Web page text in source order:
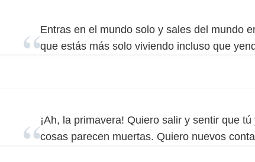
Entras en el mundo solo y sales del mundo
que estás más solo viviendo incluso que
¡Ah, la primavera! Quiero salir y sentir que
cosas parecen muertas. Quiero nuevos